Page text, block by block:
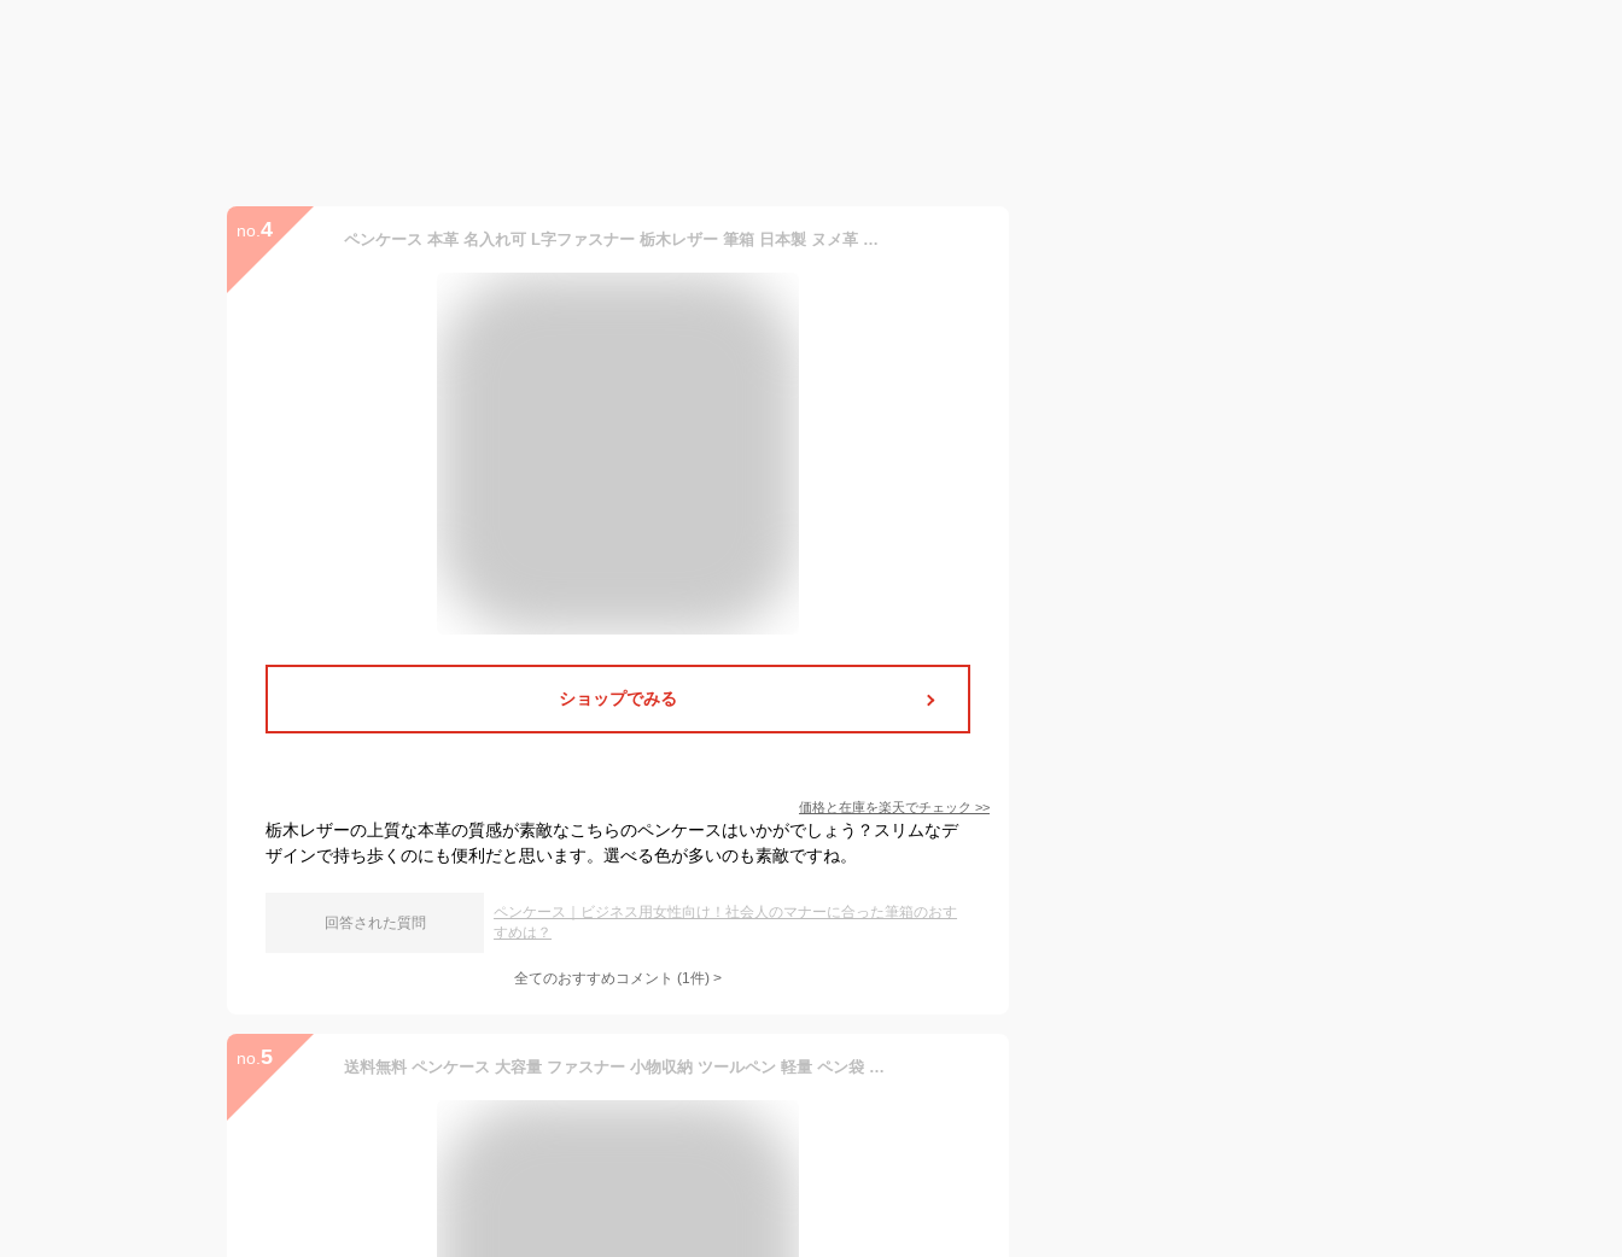
no. 4 ペンケース 本革 名入れ可 L字ファスナー 栃木レザー 筆箱 日本製 ヌメ革 おしゃれ シンプル メンズ レディース ギフト 革 プレゼント 父の日 記念品 送別品 選別品 ノベルティ かわいい ペンケース スリム
ショップでみる
価格と在庫を楽天でチェック >>
栃木レザーの上質な本革の質感が素敵なこちらのペンケースはいかがでしょう？スリムなデ
ザインで持ち歩くのにも便利だと思います。選べる色が多いのも素敵ですね。
回答された質問
ペンケース｜ビジネス用女性向け！社会人のマナーに合った筆箱のおす
すめは？
全てのおすすめコメント (1件) >
no. 5 送料無料 ペンケース 大容量 ファスナー 小物収納 ツールペン 軽量 ペン袋 筆入れ メンズ レディース 社会人 おしゃれ 筆箱 筆入れ フェイクレザー プレゼント シンプル 大人 男性 女性 ワンチャー万年筆 高校生 社会人 中学生 大学生 大容量 おしゃれ